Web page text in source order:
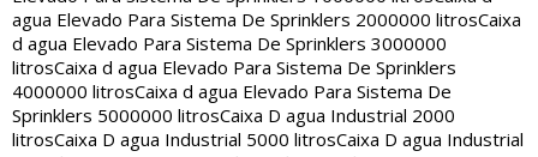
agua Elevado Para Sistema De Sprinklers 2000000 litrosCaixa
d agua Elevado Para Sistema De Sprinklers 3000000
litrosCaixa d agua Elevado Para Sistema De Sprinklers
4000000 litrosCaixa d agua Elevado Para Sistema De
Sprinklers 5000000 litrosCaixa D agua Industrial 2000
litrosCaixa D agua Industrial 5000 litrosCaixa D agua Industrial